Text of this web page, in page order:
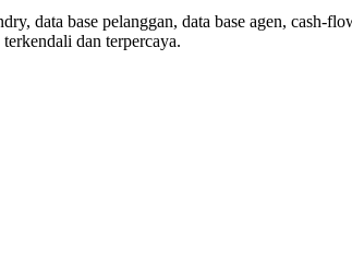
data base pelanggan, data base agen, cash-
dan terpercaya.